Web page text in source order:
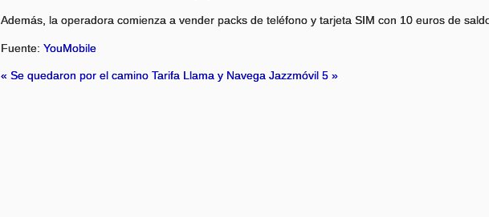
Además, la operadora comienza a vender packs de teléfono y tarjeta SIM con 10 euros de
Fuente: YouMobile
« Se quedaron por el camino Tarifa Llama y Navega Jazzmóvil 5 »